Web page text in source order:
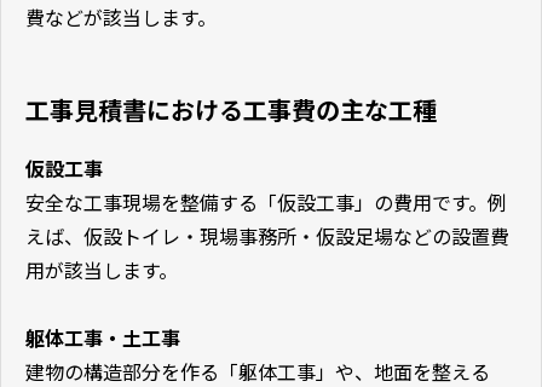
費などが該当します。
工事見積書における工事費の主な工種
仮設工事
安全な工事現場を整備する「仮設工事」の費用です。例
えば、仮設トイレ・現場事務所・仮設足場などの設置費
用が該当します。
躯体工事・土工事
建物の構造部分を作る「躯体工事」や、地面を整える